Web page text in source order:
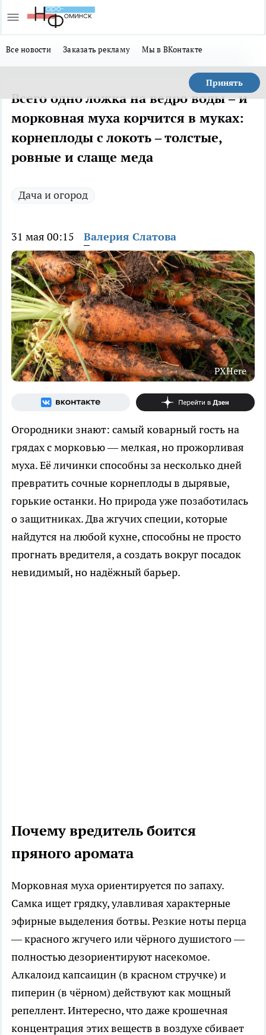
Все новости Заказать рекламу Мы в ВКонтакте
Принять
Всего одно ложка на ведро воды – и
морковная муха корчится в муках:
корнеплоды с локоть – толстые,
ровные и слаще меда
Дача и огород
31 мая 00:15 Валерия Слатова
PXHere
Огородники знают: самый коварный гость на
грядах с морковью — мелкая, но прожорливая
муха. Её личинки способны за несколько дней
превратить сочные корнеплоды в дырявые,
горькие останки. Но природа уже позаботилась
о защитниках. Два жгучих специи, которые
найдутся на любой кухне, способны не просто
прогнать вредителя, а создать вокруг посадок
невидимый, но надёжный барьер.
Почему вредитель боится
пряного аромата
Морковная муха ориентируется по запаху.
Самка ищет грядку, улавливая характерные
эфирные выделения ботвы. Резкие ноты перца
— красного жгучего или чёрного душистого —
полностью дезориентируют насекомое.
Алкалоид капсаицин (в красном стручке) и
пиперин (в чёрном) действуют как мощный
репеллент. Интересно, что даже крошечная
концентрация этих веществ в воздухе сбивает